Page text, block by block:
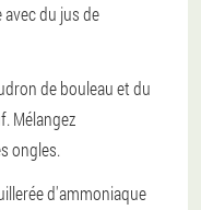
avec du jus de
de bouleau et du
Mélangez
ongles.
d'ammoniaque